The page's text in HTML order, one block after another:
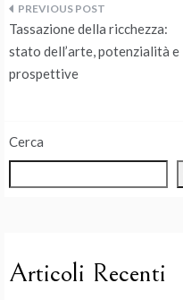
Navigazione
articoli
Tassazione della ricchezza:
stato dell’arte, potenzialità e
prospettive
Cerca
Articoli Recenti